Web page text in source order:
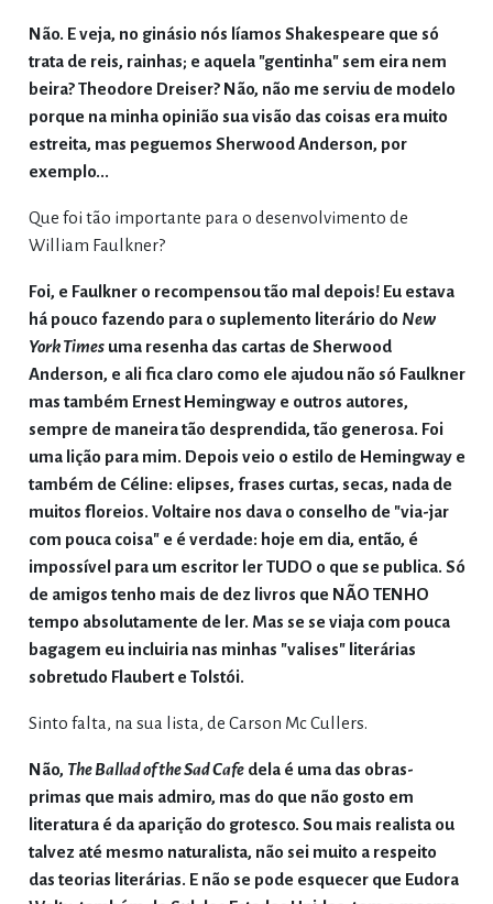
Não. E veja, no ginásio nós líamos Shakespeare que só
trata de reis, rainhas; e aquela "gentinha" sem eira nem
beira? Theodore Dreiser? Não, não me serviu de modelo
porque na minha opinião sua visão das coisas era muito
estreita, mas peguemos Sherwood Anderson, por
exemplo...
Que foi tão importante para o desenvolvimento de
William Faulkner?
Foi, e Faulkner o recompensou tão mal depois! Eu estava
há pouco fazendo para o suplemento literário do New
York Timesuma resenha das cartas de Sherwood
Anderson, e ali fica claro como ele ajudou não só Faulkner
mas também Ernest Hemingway e outros autores,
sempre de maneira tão desprendida, tão generosa. Foi
uma lição para mim. Depois veio o estilo de Hemingway e
também de Céline: elipses, frases curtas, secas, nada de
muitos floreios. Voltaire nos dava o conselho de "via-jar
com pouca coisa" e é verdade: hoje em dia, então, é
impossível para um escritor ler TUDO o que se publica. Só
de amigos tenho mais de dez livros que NÃO TENHO
tempo absolutamente de ler. Mas se se viaja com pouca
bagagem eu incluiria nas minhas "valises" literárias
sobretudo Flaubert e Tolstói.
Sinto falta, na sua lista, de Carson Mc Cullers.
Não, The Ballad of the Sad Cafedela é uma das obras-
primas que mais admiro, mas do que não gosto em
literatura é da aparição do grotesco. Sou mais realista ou
talvez até mesmo naturalista, não sei muito a respeito
das teorias literárias. E não se pode esquecer que Eudora